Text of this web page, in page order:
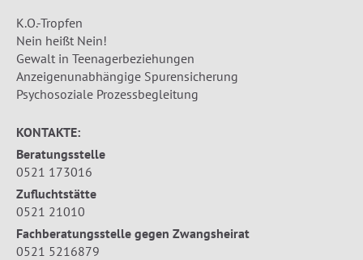
K.O.-Tropfen
Nein heißt Nein!
Gewalt in Teenagerbeziehungen
Anzeigenunabhängige Spurensicherung
Psychosoziale Prozessbegleitung
KONTAKTE:
Beratungsstelle
0521 173016
Zufluchtstätte
0521 21010
Fachberatungsstelle gegen Zwangsheirat
0521 5216879